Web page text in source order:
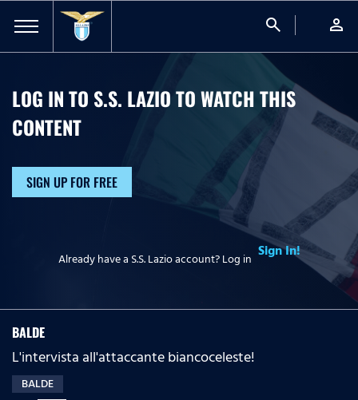
search person
LOG IN TO S.S. LAZIO TO WATCHTHIS
CONTENT
SIGN UP FOR FREE
Already have a S.S. Lazio account? Log in Sign In!
BALDE
L'intervista all'attaccante biancoceleste!
BALDE